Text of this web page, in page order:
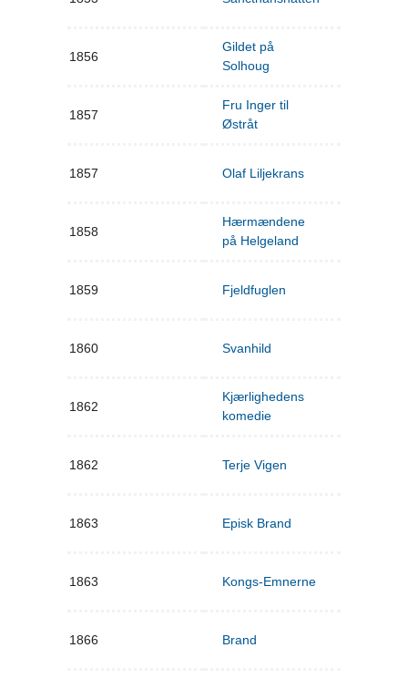
1856
Gildet på
Solhoug
1857
Fru Inger til
Østråt
1857 Olaf Liljekrans
1858
Hærmændene
på Helgeland
1859 Fjeldfuglen
1860 Svanhild
1862
Kjærlighedens
komedie
1862 Terje Vigen
1863 Episk Brand
1863 Kongs-Emnerne
1866 Brand